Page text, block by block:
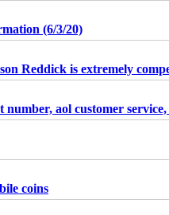
(6/3/20)
Reddick is extremely
number, aol customer
coins